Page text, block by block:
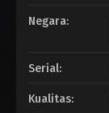
Negara:
Serial:
Kualitas: